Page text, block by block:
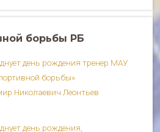
борьбы РБ
день рождения тренер МАУ
борьбы»
Николаевич Леонтьев
день рождения,